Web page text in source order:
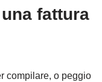
fattura
compilare, o peggio